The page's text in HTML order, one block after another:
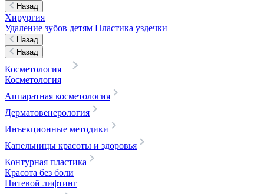
Назад
Хирургия
Удаление зубов детям Пластика уздечки
Назад
Назад
Косметология
Косметология
Аппаратная косметология
Дерматовенерология
Инъекционные методики
Капельницы красоты и здоровья
Контурная пластика
Красота без боли
Нитевой лифтинг